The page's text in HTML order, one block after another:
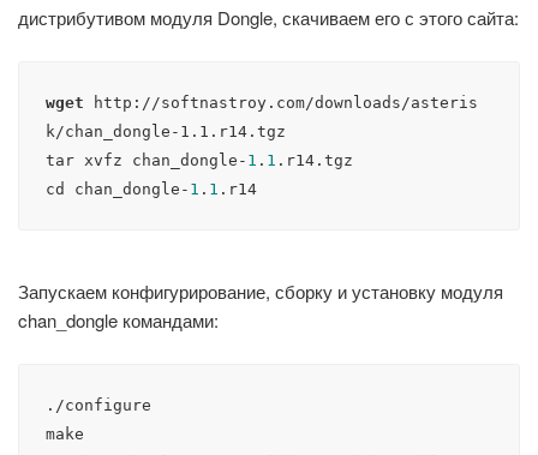
дистрибутивом модуля Dongle, скачиваем его с этого сайта:
wget
http://softnastroy.com/downloads/asteris
k/chan_dongle-1.1.r14.tgz
tar xvfz chan_dongle- 1 . 1 .r14.tgz
cd chan_dongle- 1 . 1 .r14
Запускаем конфигурирование, сборку и установку модуля
chan_dongle командами:
./configure
make